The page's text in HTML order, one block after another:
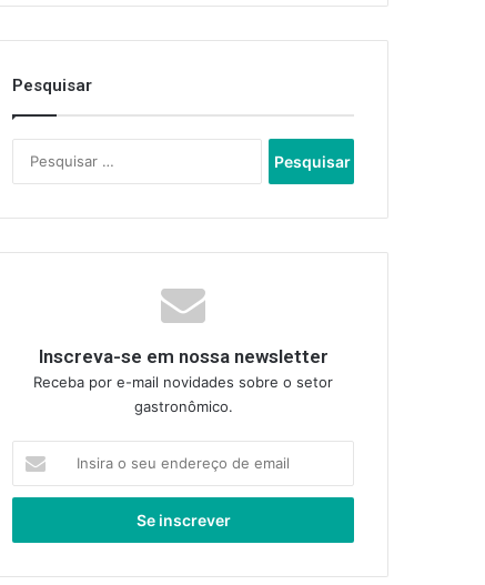
Pesquisar
por:
Inscreva-se em nossa newsletter
Receba por e-mail novidades sobre o setor
gastronômico.
seu
de